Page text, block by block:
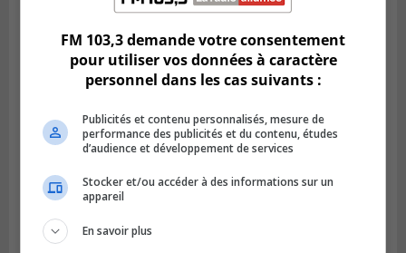
Publié le 6 juillet 2026 à 11h18
Climat Québec dévoile deux candidats
pour l’Agglomération
FM 103,3 demande votre consentement
pour utiliser vos données à caractère
personnel dans les cas suivants :
Publicités et contenu personnalisés, mesure de
performance des publicités et du contenu, études
d’audience et développement de services
Stocker et/ou accéder à des informations sur un
appareil
En savoir plus